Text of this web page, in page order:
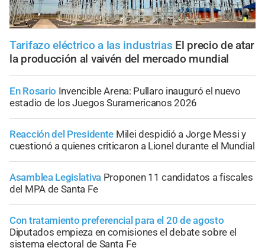
Tarifazo eléctrico a las industrias El precio de atar
la producción al vaivén del mercado mundial
En Rosario Invencible Arena: Pullaro inauguró el nuevo
estadio de los Juegos Suramericanos 2026
Reacción del Presidente Milei despidió a Jorge Messi y
cuestionó a quienes criticaron a Lionel durante el Mundial
Asamblea Legislativa Proponen 11 candidatos a fiscales
del MPA de Santa Fe
Con tratamiento preferencial para el 20 de agosto
Diputados empieza en comisiones el debate sobre el
sistema electoral de Santa Fe